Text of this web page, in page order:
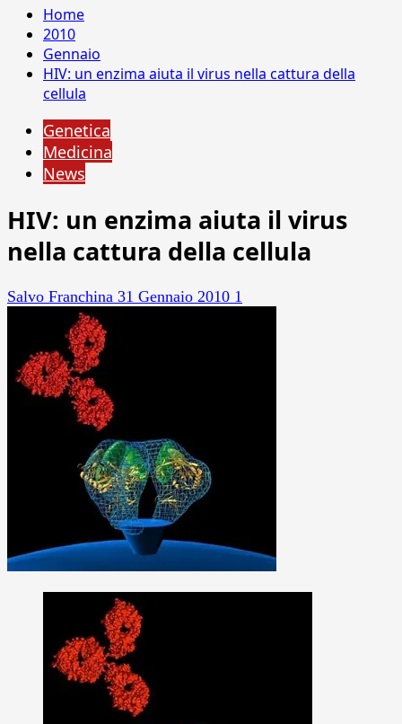
Home
2010
Gennaio
HIV: un enzima aiuta il virus nella cattura della
cellula
Genetica
Medicina
News
HIV: un enzima aiuta il virus
nella cattura della cellula
Salvo Franchina 31 Gennaio 2010 1